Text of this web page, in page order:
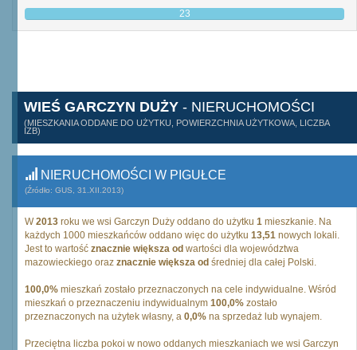
23
WIEŚ GARCZYN DUŻY - NIERUCHOMOŚCI
(MIESZKANIA ODDANE DO UŻYTKU, POWIERZCHNIA UŻYTKOWA, LICZBA
IZB)
NIERUCHOMOŚCI W PIGUŁCE
(Źródło: GUS, 31.XII.2013)
W2013 roku we wsi Garczyn Duży oddano do użytku 1 mieszkanie. Na
każdych 1000 mieszkańców oddano więc do użytku 13,51 nowych lokali.
Jest to wartość znacznie większa od wartości dla województwa
mazowieckiego oraz znacznie większa od średniej dla całej Polski.
100,0% mieszkań zostało przeznaczonych na cele indywidualne. Wśród
mieszkań o przeznaczeniu indywidualnym 100,0% zostało
przeznaczonych na użytek własny, a 0,0% na sprzedaż lub wynajem.
Przeciętna liczba pokoi w nowo oddanych mieszkaniach we wsi Garczyn